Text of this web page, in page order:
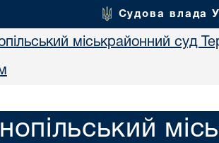
Судова влада
міськрайонний суд